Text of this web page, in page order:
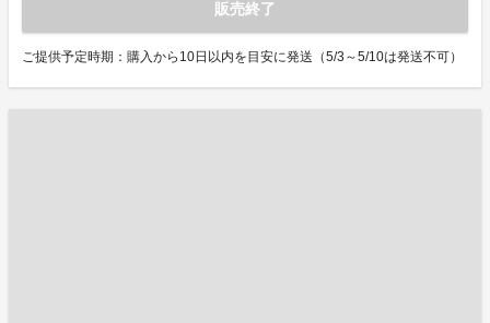
販売終了
ご提供予定時期：購入から10日以内を目安に発送（5/3～5/10は発送不可）